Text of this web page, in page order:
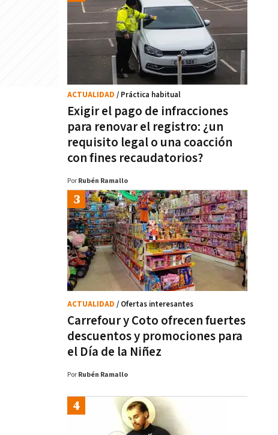
Exigir el pago de infracciones
para renovar el registro: ¿un
requisito legal o una coacción
con fines recaudatorios?
ACTUALIDAD / Práctica habitual
Por Rubén Ramallo
Carrefour y Coto ofrecen fuertes
descuentos y promociones para
el Día de la Niñez
ACTUALIDAD / Ofertas interesantes
Por Rubén Ramallo